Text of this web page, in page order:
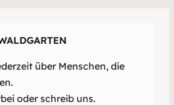
über Menschen, die
oder schreib uns.